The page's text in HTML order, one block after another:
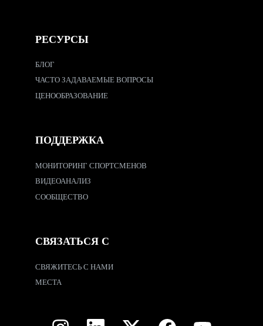
РЕСУРСЫ
БЛОГ
ЧАСТО ЗАДАВАЕМЫЕ ВОПРОСЫ
ЦЕНООБРАЗОВАНИЕ
ПОДДЕРЖКА
МОНИТОРИНГ СПОРТСМЕНОВ
ВИДЕОАНАЛИЗ
СООБЩЕСТВО
СВЯЗАТЬСЯ С
СВЯЖИТЕСЬ С НАМИ
МЕСТА